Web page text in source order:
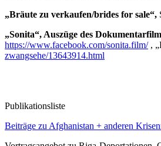
„Bräute zu verkaufen/brides for sale“,
„Sonita“, Auszüge des
https://www.facebook.com/sonita.film/,
zwangsehe/13643914.html
Publikationsliste
Beiträge zu Afghanistan + anderen